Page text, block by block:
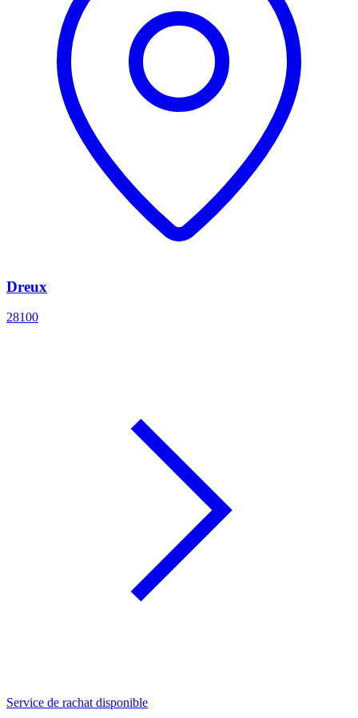
Dreux
28100
Service de rachat disponible